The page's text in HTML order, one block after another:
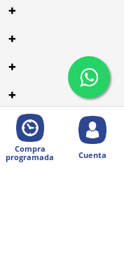
Compra
programada
Cuenta
+
+
+
+